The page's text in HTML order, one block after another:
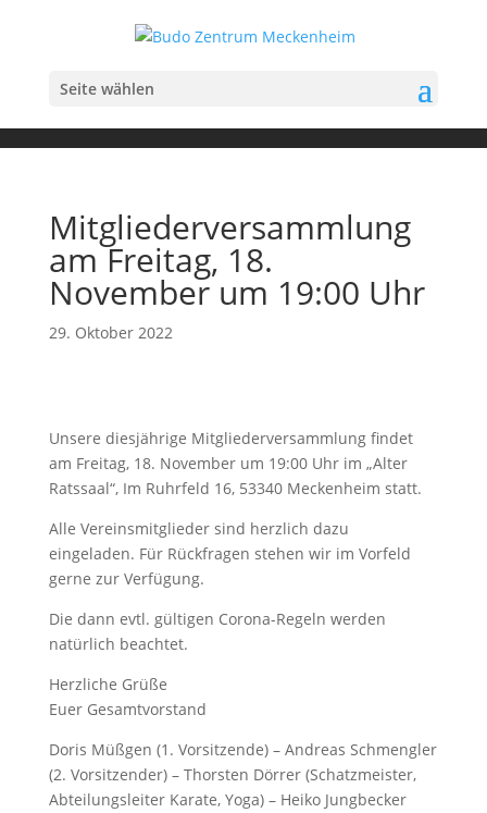
Seite wählen
Mitgliederversammlung
am Freitag, 18.
November um 19:00 Uhr
29. Oktober 2022
Unsere diesjährige Mitgliederversammlung findet
am Freitag, 18. November um 19:00 Uhr im „Alter
Ratssaal“, Im Ruhrfeld 16, 53340 Meckenheim statt.
Alle Vereinsmitglieder sind herzlich dazu
eingeladen. Für Rückfragen stehen wir im Vorfeld
gerne zur Verfügung.
Die dann evtl. gültigen Corona-Regeln werden
natürlich beachtet.
Herzliche Grüße
Euer Gesamtvorstand
Doris Müßgen (1. Vorsitzende) – Andreas Schmengler
(2. Vorsitzender) – Thorsten Dörrer (Schatzmeister,
Abteilungsleiter Karate, Yoga) – Heiko Jungbecker